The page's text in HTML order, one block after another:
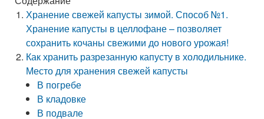
Хранение свежей капусты зимой. Способ №1.
Хранение капусты в целлофане – позволяет
сохранить кочаны свежими до нового урожая!
Как хранить разрезанную капусту в холодильнике.
Место для хранения свежей капусты
В погребе
В кладовке
В подвале